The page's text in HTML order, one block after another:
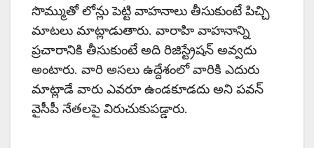
సొమ్ముతో లోన్లు పెట్టి వాహనాలు తీసుకుంటే పిచ్చి
మాటలు మాట్లాడుతారు. వారాహి వాహనాన్ని
ప్రచారానికి తీసుకుంటే అది రిజిస్ట్రేషన్ అవ్వదు
అంటారు. వారి అసలు ఉద్దేశంలో వారికి ఎదురు
మాట్లాడే వారు ఎవరూ ఉండకూడదు అని పవన్
వైసీపీ నేతలపై విరుచుకుపడ్డారు.